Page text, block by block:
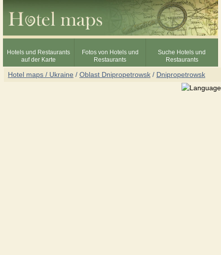
Hotels und Restaurants
auf der Karte
Fotos von Hotels und
Restaurants
Suche Hotels und
Restaurants
Hotel maps / Ukraine / Oblast Dnipropetrowsk / Dnipropetrowsk